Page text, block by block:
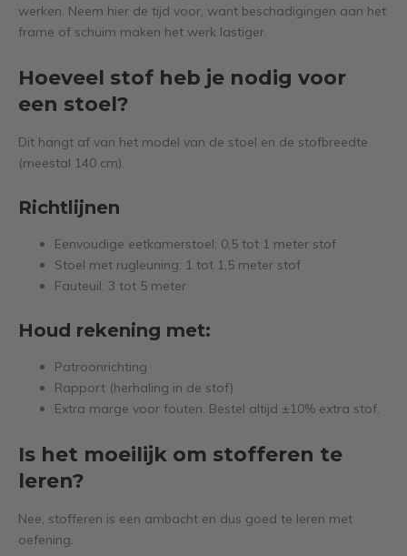
werken. Neem hier de tijd voor, want beschadigingen aan het
frame of schuim maken het werk lastiger.
Hoeveel stof heb je nodig voor
een stoel?
Dit hangt af van het model van de stoel en de stofbreedte
(meestal 140 cm).
Richtlijnen
Eenvoudige eetkamerstoel: 0,5 tot 1 meter stof
Stoel met rugleuning: 1 tot 1,5 meter stof
Fauteuil: 3 tot 5 meter
Houd rekening met:
Patroonrichting
Rapport (herhaling in de stof)
Extra marge voor fouten. Bestel altijd ±10% extra stof.
Is het moeilijk om stofferen te
leren?
Nee, stofferen is een ambacht en dus goed te leren met
oefening.